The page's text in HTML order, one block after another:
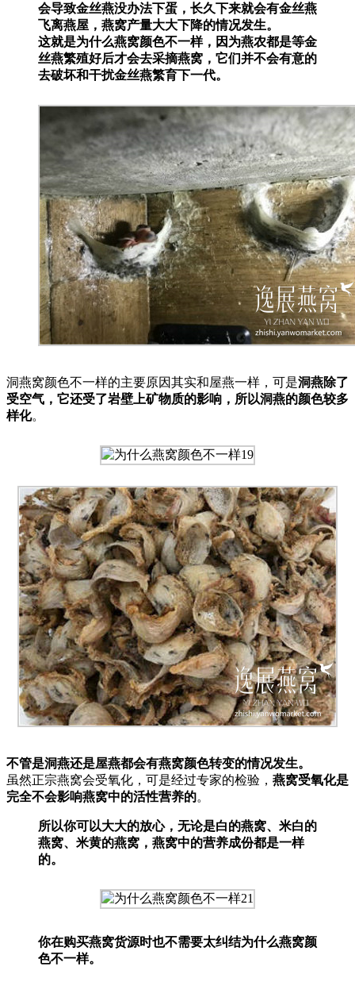
会导致金丝燕没办法下蛋，长久下来就会有金丝燕
飞离燕屋，燕窝产量大大下降的情况发生。
这就是为什么燕窝颜色不一样，因为燕农都是等金
丝燕繁殖好后才会去采摘燕窝，它们并不会有意的
去破坏和干扰金丝燕繁育下一代。
洞燕窝颜色不一样的主要原因其实和屋燕一样，可是洞燕除了
受空气，它还受了岩壁上矿物质的影响，所以洞燕的颜色较多
样化。
不管是洞燕还是屋燕都会有燕窝颜色转变的情况发生。
虽然正宗燕窝会受氧化，可是经过专家的检验， 燕窝受氧化是
完全不会影响燕窝中的活性营养的。
所以你可以大大的放心，无论是白的燕窝、米白的
燕窝、米黄的燕窝，燕窝中的营养成份都是一样
的。
你在购买燕窝货源时也不需要太纠结为什么燕窝颜
色不一样。